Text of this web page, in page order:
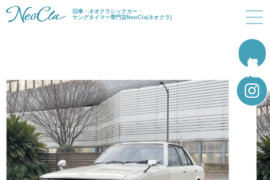
旧車・ネオクラシックカー・
ヤングタイマー専門店NeoCla(ネオクラ)